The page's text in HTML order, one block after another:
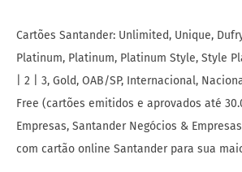
Cartões Santander: Unlimited, Unique,
Platinum, Platinum, Platinum Style, Style
| 2 | 3, Gold, OAB/SP, Internacional,
Free (cartões emitidos e aprovados até
Empresas, Santander Negócios &
com cartão online Santander para sua